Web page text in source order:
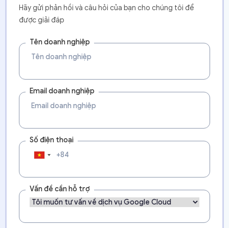
Hãy gửi phản hồi và câu hỏi của bạn cho chúng tôi để
được giải đáp
Tên doanh nghiệp
Email doanh nghiệp
Số điện thoại
Vấn đề cần hỗ trợ